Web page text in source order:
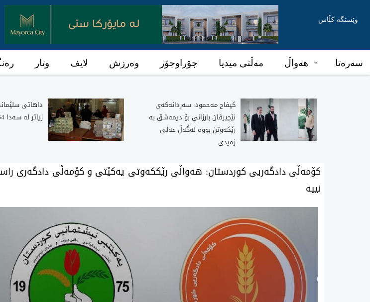
وێستگە کڵاس
سەرەتا هەواڵ مەڵتی میدیا جۆراوجۆر وەرزش لایف وتار
كیفاح مه‌حمود: سه‌ردانه‌كه‌ی
نێچیرڤان بارزانی بۆ دیمه‌شق به‌
رێكه‌وتن بووه‌ له‌گه‌ڵ عه‌لی
زه‌یدی
داهاتی
زیاتر له‌ سه‌دا 64 كه‌میكرد
کۆمەڵی دادگەریی کوردستان: هەواڵی رێککەوتی یەکێتی و کۆمەڵی دادگەری
نییە